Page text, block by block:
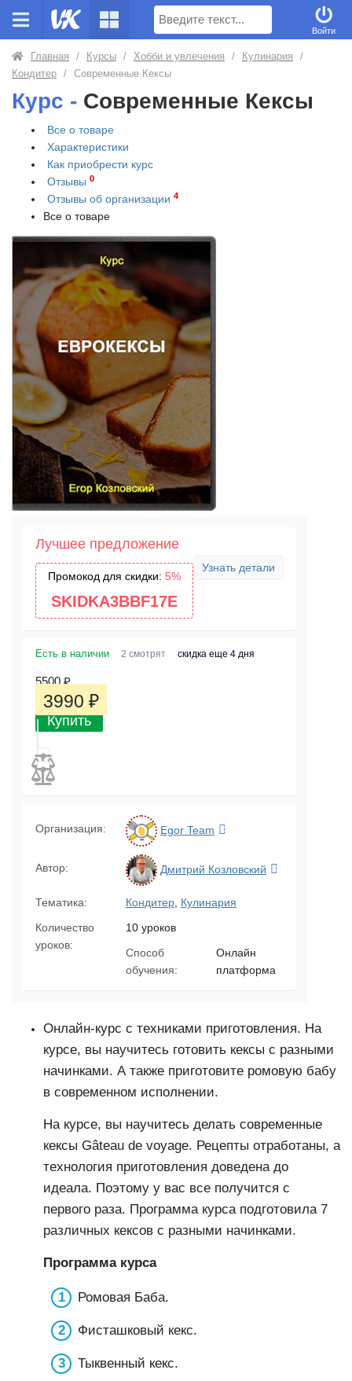
Поиск
Войти
Главная / Курсы / Хобби и увлечения / Кулинария
/
Кондитер / Современные Кексы
Курс - Современные Кексы
Все о товаре
Характеристики
Как приобрести курс
Отзывы 0
Отзывы об организации 4
Все о товаре
Лучшее предложение
Узнать детали
Промокод для скидки: 5%
SKIDKA3BBF17E
Есть в наличии 2 смотрят скидка еще 4 дня
5500 ₽
3990 ₽
Купить
Организация: Egor Team
Автор: Дмитрий Козловский
Тематика: Кондитер Кулинария
Количество
уроков:
10 уроков
Способ
обучения:
Онлайн
платформа
Онлайн-курс с техниками приготовления. На
курсе, вы научитесь готовить кексы с разными
начинками. А также приготовите ромовую бабу
в современном исполнении.
На курсе, вы научитесь делать современные
кексы Gâteau de voyage. Рецепты отработаны, а
технология приготовления доведена до
идеала. Поэтому у вас все получится с
первого раза. Программа курса подготовила 7
различных кексов с разными начинками.
Программа курса
Ромовая Баба.
Фисташковый кекс.
Тыквенный кекс.